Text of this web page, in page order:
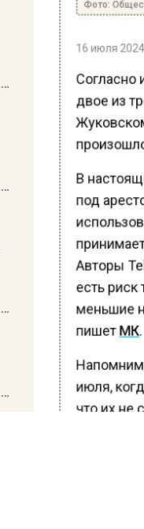
Согласно
двое из
В
под
Авторы
есть риск
меньшие
пишетМК.
июля,
что их не